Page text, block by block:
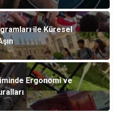
ile Küresel
Ergonomi ve